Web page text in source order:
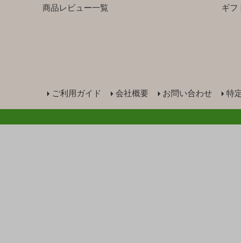
商品レビュー一覧
ギフ
ご利用ガイド 会社概要 お問い合わせ 特